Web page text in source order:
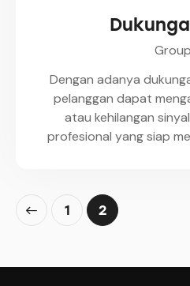
Dengan adanya
pelanggan dapat
atau kehilangan
profesional yang siap
1 2